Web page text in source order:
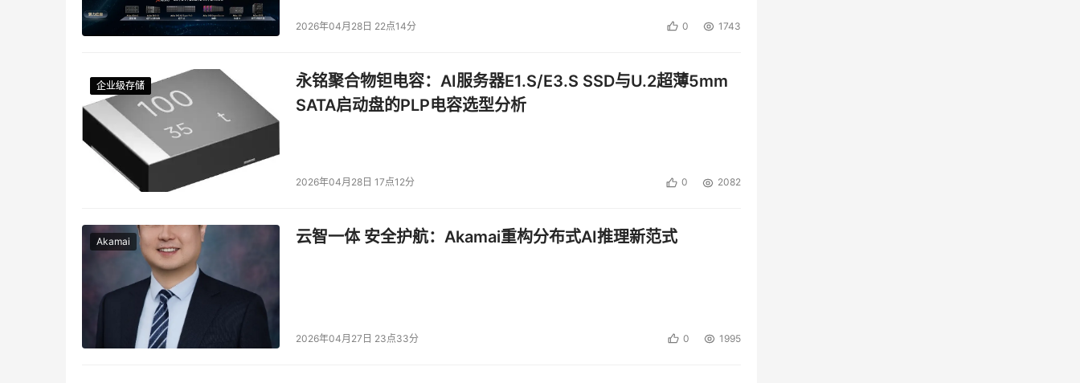
2026年04月28日 22点14分 0 1743
企业级存储
企业级存储
企业级存储
企业级存储
永铭聚合物钽电容：AI服务器E1.S/E3.S SSD与U.2超薄5mm
SATA启动盘的PLP电容选型分析
2026年04月28日 17点12分 0 2082
Akamai 云智一体 安全护航：Akamai重构分布式AI推理新范式
2026年04月27日 23点33分 0 1995